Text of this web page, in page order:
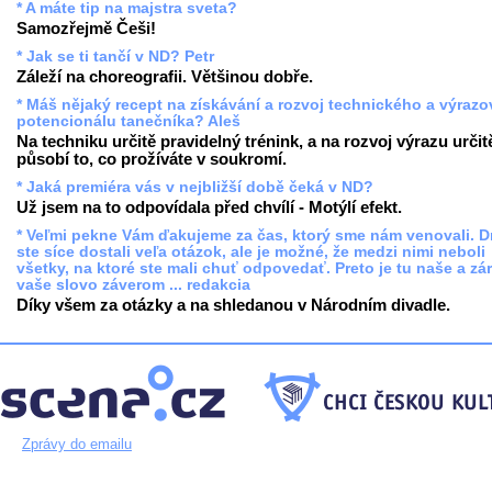
* A máte tip na majstra sveta?
Samozřejmě Češi!
* Jak se ti tančí v ND? Petr
Záleží na choreografii. Většinou dobře.
* Máš nějaký recept na získávání a rozvoj technického a
potencionálu tanečníka? Aleš
Na techniku určitě pravidelný trénink, a na rozvoj výrazu
působí to, co prožíváte v soukromí.
* Jaká premiéra vás v nejbližší době čeká v ND?
Už jsem na to odpovídala před chvílí - Motýlí efekt.
* Veľmi pekne Vám ďakujeme za čas, ktorý sme nám venovali.
ste síce dostali veľa otázok, ale je možné, že medzi nimi neboli
všetky, na ktoré ste mali chuť odpovedať. Preto je tu naše a
vaše slovo záverom ... redakcia
Díky všem za otázky a na shledanou v Národním divadle.
Zprávy do emailu